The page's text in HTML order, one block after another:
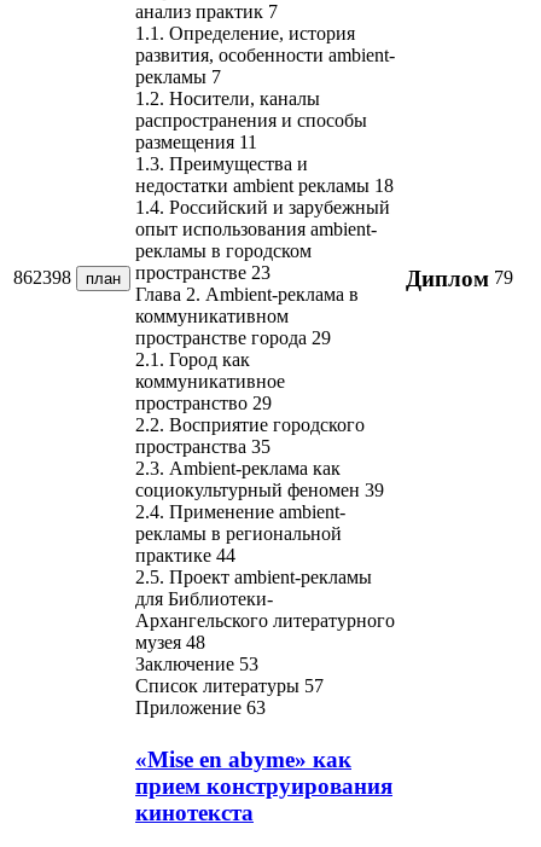
862398 план
анализ практик 7
1.1. Определение, история
развития, особенности ambient-
рекламы 7
1.2. Носители, каналы
распространения и способы
размещения 11
1.3. Преимущества и
недостатки ambient рекламы 18
1.4. Российский и зарубежный
опыт использования ambient-
рекламы в городском
пространстве 23
Глава 2. Ambient-реклама в
коммуникативном
пространстве города 29
2.1. Город как
коммуникативное
пространство 29
2.2. Восприятие городского
пространства 35
2.3. Ambient-реклама как
социокультурный феномен 39
2.4. Применение ambient-
рекламы в региональной
практике 44
2.5. Проект ambient-рекламы
для Библиотеки-
Архангельского литературного
музея 48
Заключение 53
Список литературы 57
Приложение 63
Диплом 79
«Mise en abyme» как
прием конструирования
кинотекста